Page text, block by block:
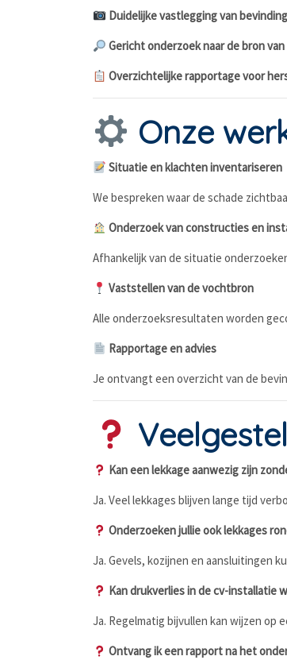
Duidelijke vastlegging van
Gericht onderzoek naar de bron
Overzichtelijke rapportage voor
Onze
Situatie en klachten inventariseren
We bespreken waar de schade
Onderzoek van constructies en
Afhankelijk van de situatie
Vaststellen van de vochtbron
Alle onderzoeksresultaten worden
Rapportage en advies
Je ontvangt een overzicht van de
Kan een lekkage aanwezig zijn
Ja. Veel lekkages blijven lange tijd
Onderzoeken jullie ook lekkages
Ja. Gevels, kozijnen en aansluitingen
Kan drukverlies in de cv-installatie
Ja. Regelmatig bijvullen kan wijzen op
Ontvang ik een rapport na het